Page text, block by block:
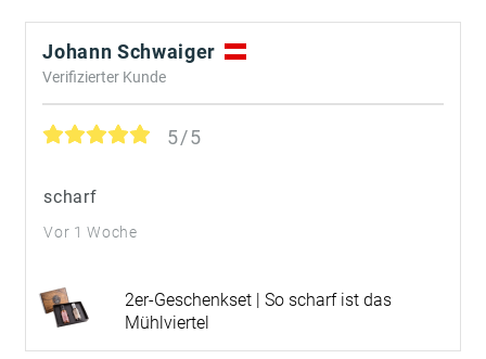
Johann Schwaiger
Verifizierter Kunde
5/5
scharf
Vor 1 Woche
2er-Geschenkset | So scharf ist das
Mühlviertel